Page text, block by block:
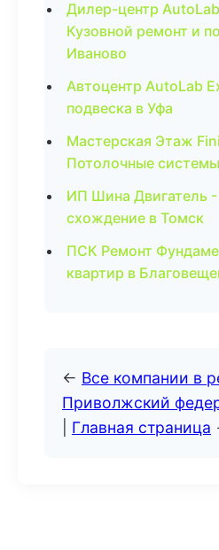
Дилер-центр
Кузовной ремонт и
Иваново
Автоцентр AutoLab
подвеска в Уфа
Мастерская Этаж
Потолочные
ИП Шина Двигатель -
схождение в Томск
ПСК Ремонт
квартир в
← Все компании в
Приволжский
Главная страница